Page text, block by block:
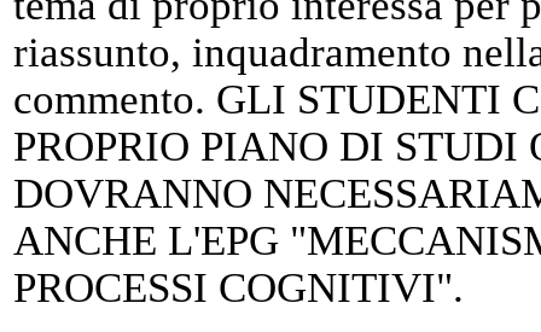
riassunto, inquadramento
commento. GLI STUDENTI
PROPRIO PIANO DI STUDI
DOVRANNO
ANCHE L'EPG
PROCESSI COGNITIVI".